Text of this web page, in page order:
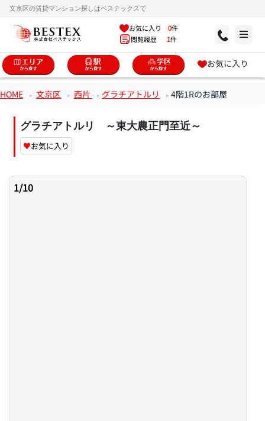
文京区の賃貸マンション探しはベステックスで
お気に入り 0件
閲覧履歴 1件
お気に入り
HOME 文京区 西片 グラチアトルリ 4階1Rのお部屋
グラチアトルリ ～東大農正門至近～
♥お気に入り
1/10